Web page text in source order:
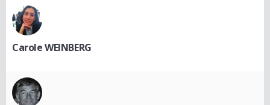
Carole WEINBERG